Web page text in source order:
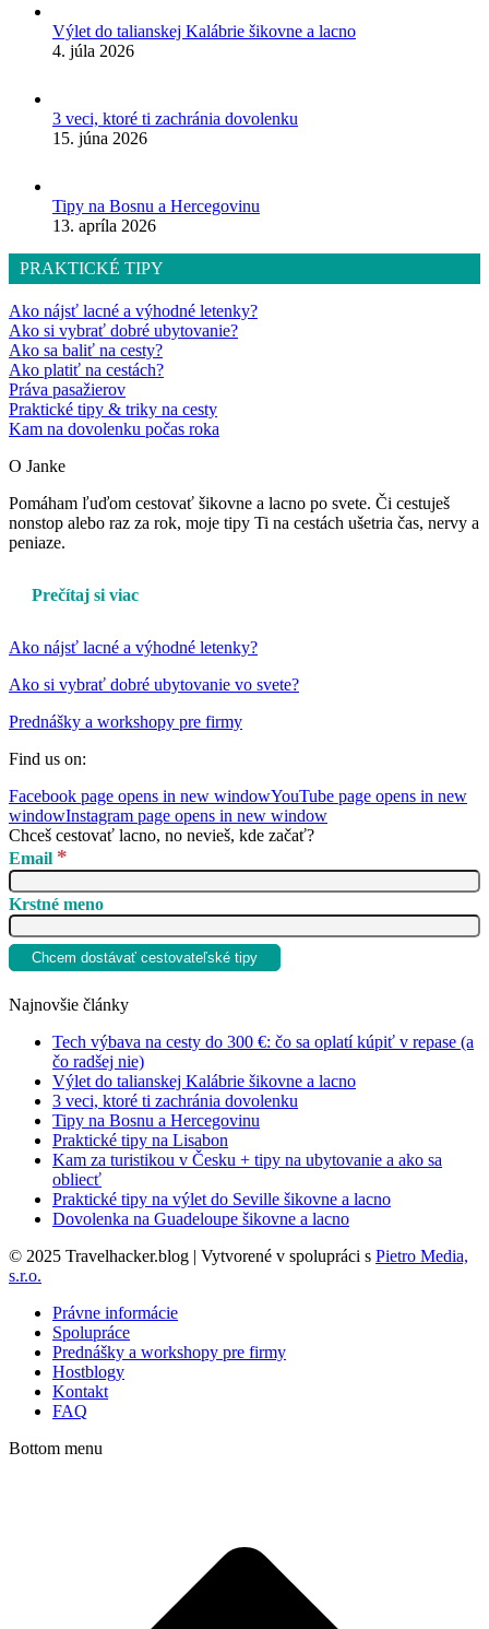
Výlet do talianskej Kalábrie šikovne a lacno
4. júla 2026
3 veci, ktoré ti zachránia dovolenku
15. júna 2026
Tipy na Bosnu a Hercegovinu
13. apríla 2026
PRAKTICKÉ TIPY
Ako nájsť lacné a výhodné letenky?
Ako si vybrať dobré ubytovanie?
Ako sa baliť na cesty?
Ako platiť na cestách?
Práva pasažierov
Praktické tipy & triky na cesty
Kam na dovolenku počas roka
O Janke
Pomáham ľuďom cestovať šikovne a lacno po svete. Či cestuješ
nonstop alebo raz za rok, moje tipy Ti na cestách ušetria čas, nervy a
peniaze.
Prečítaj si viac
Ako nájsť lacné a výhodné letenky?
Ako si vybrať dobré ubytovanie vo svete?
Prednášky a workshopy pre firmy
Find us on:
Facebook page opens in new windowYouTube page opens in new
windowInstagram page opens in new window
Chceš cestovať lacno, no nevieš, kde začať?
Email *
Krstné meno
Najnovšie články
Tech výbava na cesty do 300 €: čo sa oplatí kúpiť v repase (a
čo radšej nie)
Výlet do talianskej Kalábrie šikovne a lacno
3 veci, ktoré ti zachránia dovolenku
Tipy na Bosnu a Hercegovinu
Praktické tipy na Lisabon
Kam za turistikou v Česku + tipy na ubytovanie a ako sa
obliecť
Praktické tipy na výlet do Seville šikovne a lacno
Dovolenka na Guadeloupe šikovne a lacno
© 2025 Travelhacker.blog | Vytvorené v spolupráci s Pietro Media,
s.r.o.
Právne informácie
Spolupráce
Prednášky a workshopy pre firmy
Hostblogy
Kontakt
FAQ
Bottom menu